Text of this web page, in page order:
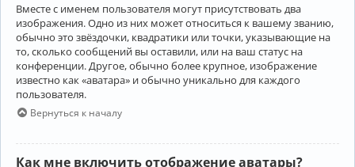
Вместе с именем пользователя могут присутствовать два
изображения. Одно из них может относиться к вашему званию,
обычно это звёздочки, квадратики или точки, указывающие на
то, сколько сообщений вы оставили, или на ваш статус на
конференции. Другое, обычно более крупное, изображение
известно как «аватара» и обычно уникально для каждого
пользователя.
Вернуться к началу
Как мне включить отображение аватары?